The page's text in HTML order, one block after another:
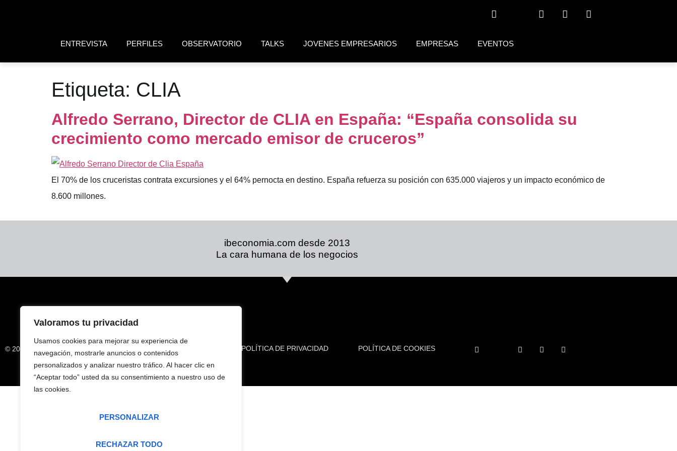
Valoramos tu privacidad
Usamos cookies para mejorar su experiencia de
navegación, mostrarle anuncios o contenidos
personalizados y analizar nuestro tráfico. Al hacer clic en
“Aceptar todo” usted da su consentimiento a nuestro uso de
las cookies.
PERSONALIZAR
RECHAZAR TODO
ENTREVISTA PERFILES OBSERVATORIO TALKS JOVENES EMPRESARIOS EMPRESAS EVENTOS
Etiqueta: CLIA
Alfredo Serrano, Director de CLIA en España: “España consolida su
crecimiento como mercado emisor de cruceros”
El 70% de los cruceristas contrata excursiones y el 64% pernocta en destino. España refuerza su posición con 635.000 viajeros y un impacto económico de
8.600 millones.
ibeconomia.com desde 2013
La cara humana de los negocios
© 2026 Todos los derechos reservados POLÍTICA DE PRIVACIDAD POLÍTICA DE COOKIES